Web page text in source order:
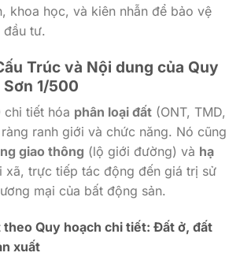
khoa học, và kiên nhẫn để bảo vệ
tư.
Trúc và Nội dung của Quy
1/500
chi tiết hóa phân loại đất (ONT, TMD,
ranh giới và chức năng. Nó cũng
giao thông (lộ giới đường) và hạ
xã, trực tiếp tác động đến giá trị sử
mại của bất động sản.
theo Quy hoạch chi tiết: Đất ở, đất
xuất